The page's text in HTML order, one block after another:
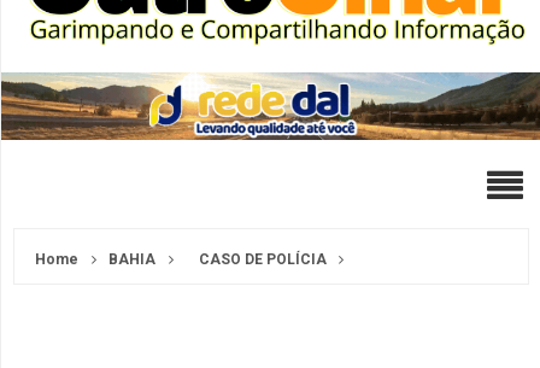
Home BAHIA CASO DE POLÍCIA